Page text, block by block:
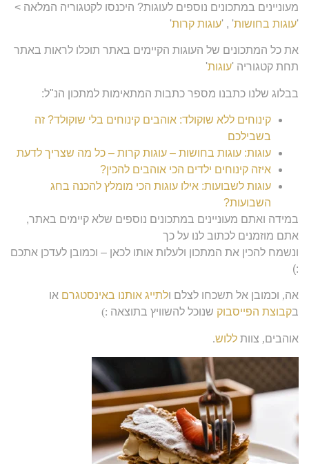
מעוניינים במתכונים נוספים לעוגות? היכנסו לקטגוריה המלאה >
'עוגות בחושות' , 'עוגות קרות'
את כל המתכונים של העוגות הקיימים באתר תוכלו לראות באתר
תחת קטגוריה 'עוגות'
בבלוג שלנו כתבנו מספר כתבות המתאימות למתכון הנ"ל:
קינוחים ללא שוקולד: אוהבים קינוחים בלי שוקולד? זה
בשבילכם
עוגות: עוגות בחושות – עוגות קרות – כל מה שצריך לדעת
איזה קינוחים ילדים הכי אוהבים להכין?
עוגות לשבועות: אילו עוגות הכי מומלץ להכנה בחג
השבועות?
במידה ואתם מעוניינים במתכונים נוספים שלא קיימים באתר,
אתם מוזמנים לכתוב לנו על כך
ונשמח להכין את המתכון ולעלות אותו לכאן – וכמובן לעדכן אתכם
:)
אה, וכמובן אל תשכחו לצלם ולתייג אותנו באינסטגרם או
בקבוצת הפייסבוק שנוכל להשוויץ בתוצאה :)
אוהבים, צוות ללוש.